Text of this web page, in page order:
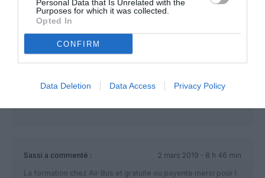
Personal Data that Is Unrelated with the
Purposes for which it was collected.
Opted In
CONFIRM
Data Deletion Data Access Privacy Policy
Mon fils vient de terminer sa formation de pilote cadet et
actuellement en qualification A 320 .
Dans un mois il volera pour sa Cie en tant que cadet pour 50
euros par jour de vol.Pas de salaire les jours de repos, voilà
la réalité en 2019.
Les Cie recherchent des capitaines mais des copis sans
esclaves alors que vous devez rembourser à la banque votre
Sassi a commenté :
2 mars 2019 - 8 h 46 min
La formation chez Air Bus et gratuite ou payente merci pour l